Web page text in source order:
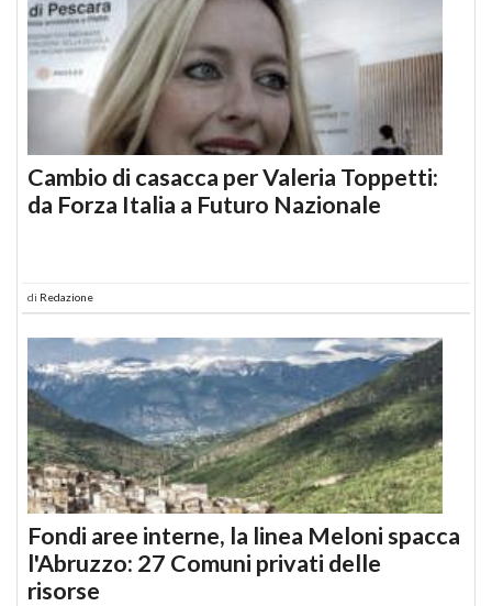
Cambio di casacca per Valeria Toppetti:
da Forza Italia a Futuro Nazionale
di Redazione
Fondi aree interne, la linea Meloni spacca
l'Abruzzo: 27 Comuni privati delle
risorse